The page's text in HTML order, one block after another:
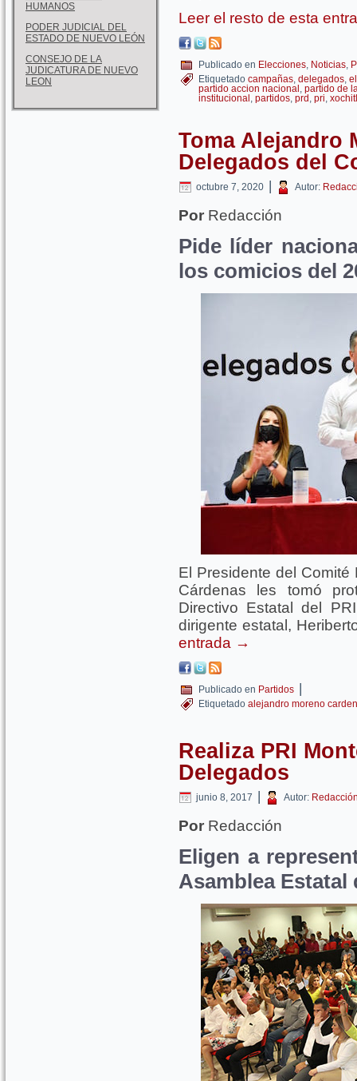
HUMANOS
PODER JUDICIAL DEL
ESTADO DE NUEVO LEÓN
CONSEJO DE LA
JUDICATURA DE NUEVO
LEON
Leer el resto de esta
Publicado en Elecciones, Noticias,
Etiquetado campañas, delegados,
partido accion nacional , partido de
institucional , partidos, prd , pri,
Toma Alejandro
Delegados del
octubre 7, 2020 | Autor:
Por Redacción
Pide líder
los comicios del
El Presidente del
Cárdenas les tomó
Directivo Estatal del
dirigente estatal,
entrada →
Publicado en Partidos |
Etiquetado alejandro moreno
Realiza PRI
Delegados
junio 8, 2017 | Autor:
Por Redacción
Eligen a
Asamblea Estatal